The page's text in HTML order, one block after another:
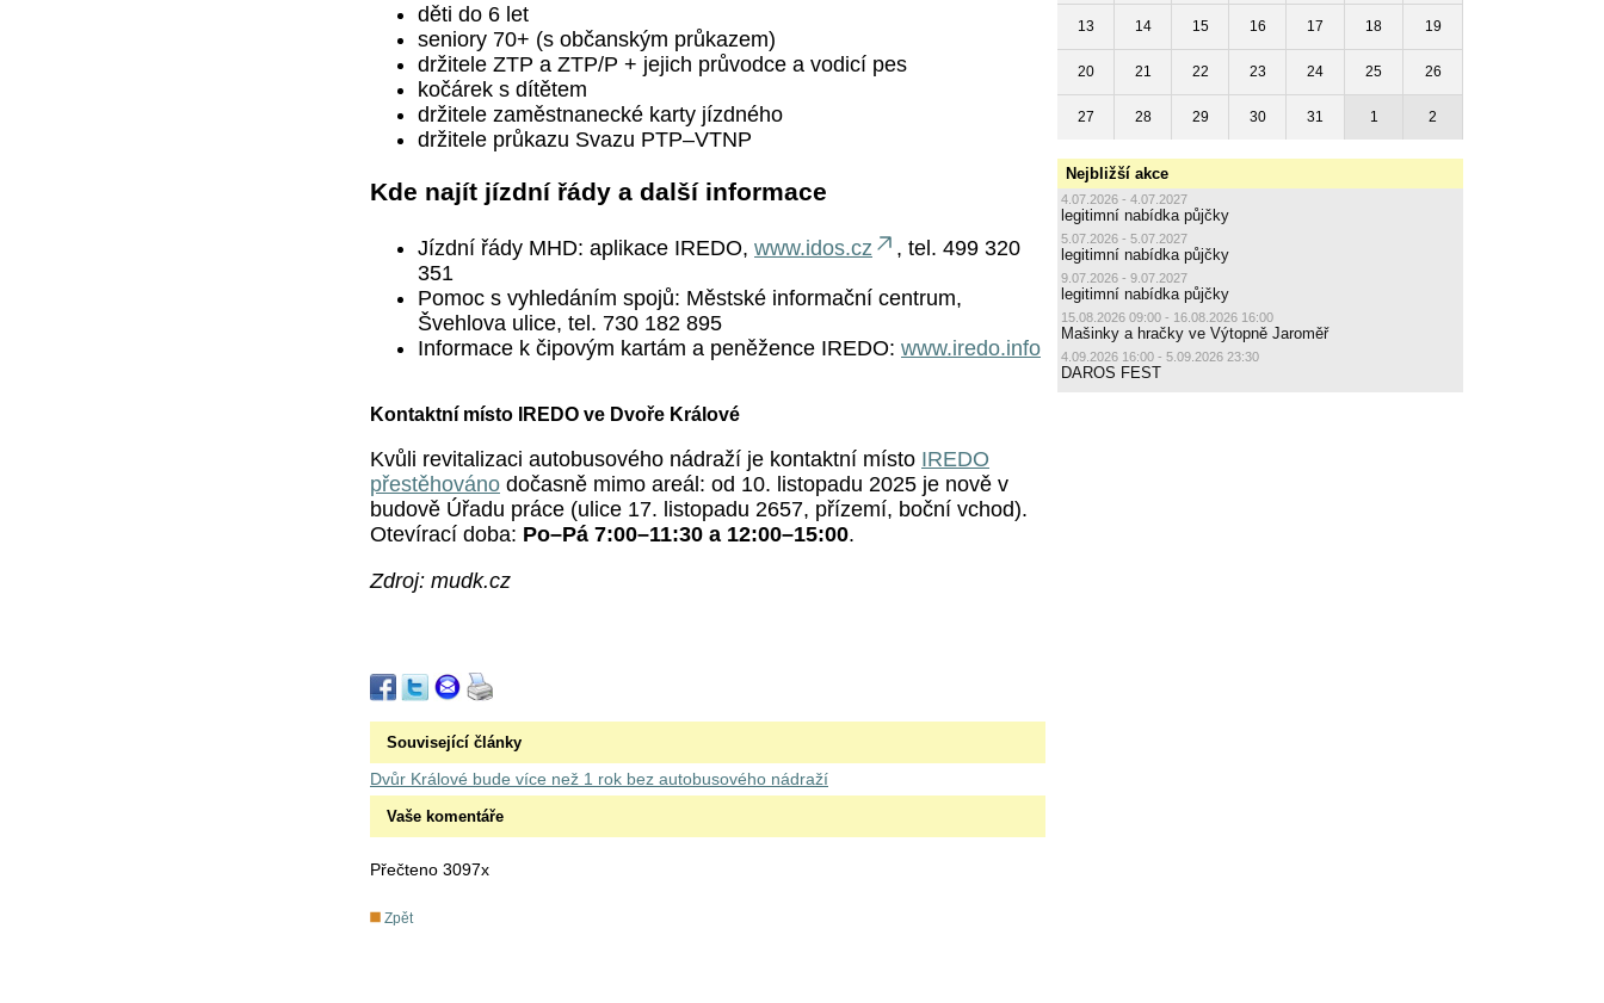
děti do 6 let
seniory 70+ (s občanským průkazem)
držitele ZTP a ZTP/P + jejich průvodce a vodicí pes
kočárek s dítětem
držitele zaměstnanecké karty jízdného
držitele průkazu Svazu PTP–VTNP
Kde najít jízdní řády a další informace
Jízdní řády MHD: aplikace IREDO, www.idos.cz
, tel. 499 320
351
Pomoc s vyhledáním spojů: Městské informační centrum,
Švehlova ulice, tel. 730 182 895
Informace k čipovým kartám a peněžence IREDO: www.iredo.info
Kontaktní místo IREDO ve Dvoře Králové
Kvůli revitalizaci autobusového nádraží je kontaktní místo IREDO
přestěhováno dočasně mimo areál: od 10. listopadu 2025 je nově v
budově Úřadu práce (ulice 17. listopadu 2657, přízemí, boční vchod).
Otevírací doba: Po–Pá 7:00–11:30 a 12:00–15:00.
Zdroj: mudk.cz
Související články
Dvůr Králové bude více než 1 rok bez autobusového nádraží
Vaše komentáře
Přečteno 3097x
Zpět
13 14 15 16 17 18 19
20 21 22 23 24 25 26
27 28 29 30 31 1 2
Nejbližší akce
4.07.2026 - 4.07.2027
legitimní nabídka půjčky
5.07.2026 - 5.07.2027
legitimní nabídka půjčky
9.07.2026 - 9.07.2027
legitimní nabídka půjčky
15.08.2026 09:00 - 16.08.2026 16:00
Mašinky a hračky ve Výtopně Jaroměř
4.09.2026 16:00 - 5.09.2026 23:30
DAROS FEST